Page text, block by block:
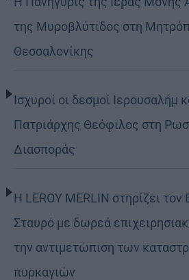
της Μυροβλύτιδος στη
Θεσσαλονίκης
Ισχυροί οι δεσμοί Ιερουσαλήμ
Πατριάρχης Θεόφιλος στη
Διασποράς
Η LEROY MERLIN στηρίζει
Σταυρό με δωρεά
την αντιμετώπιση των
πυρκαγιών